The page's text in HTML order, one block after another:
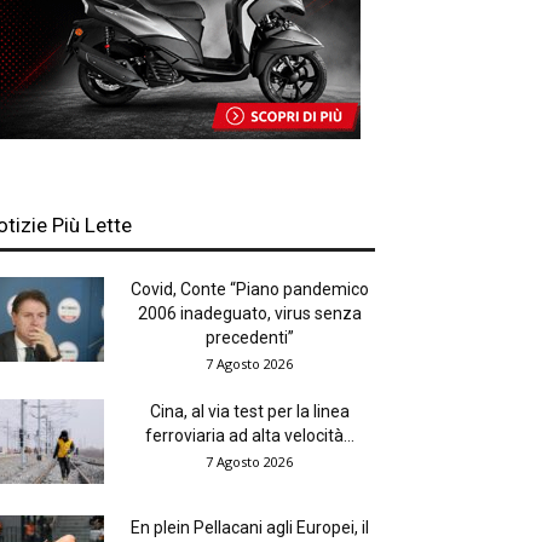
Più Lette
Covid, Conte “Piano pandemico
2006 inadeguato, virus senza
precedenti”
7 Agosto 2026
Cina, al via test per la linea
ferroviaria ad alta velocità...
7 Agosto 2026
En plein Pellacani agli Europei, il